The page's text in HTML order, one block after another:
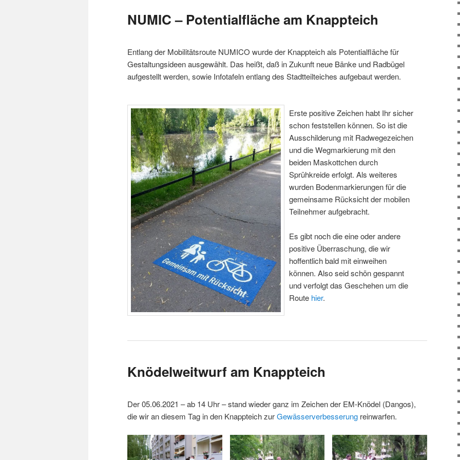
NUMIC – Potentialfläche am Knappteich
Entlang der Mobilitätsroute NUMICO wurde der Knappteich als Potentialfläche für
Gestaltungsideen ausgewählt. Das heißt, daß in Zukunft neue Bänke und Radbügel
aufgestellt werden, sowie Infotafeln entlang des Stadtteilteiches aufgebaut werden.
Erste positive Zeichen habt Ihr sicher
schon feststellen können. So ist die
Ausschilderung mit Radwegezeichen
und die Wegmarkierung mit den
beiden Maskottchen durch
Sprühkreide erfolgt. Als weiteres
wurden Bodenmarkierungen für die
gemeinsame Rücksicht der mobilen
Teilnehmer aufgebracht.
Es gibt noch die eine oder andere
positive Überraschung, die wir
hoffentlich bald mit einweihen
können. Also seid schön gespannt
und verfolgt das Geschehen um die
Route hier.
Knödelweitwurf am Knappteich
Der 05.06.2021 – ab 14 Uhr – stand wieder ganz im Zeichen der EM-Knödel (Dangos),
die wir an diesem Tag in den Knappteich zurGewässerverbesserung reinwarfen.